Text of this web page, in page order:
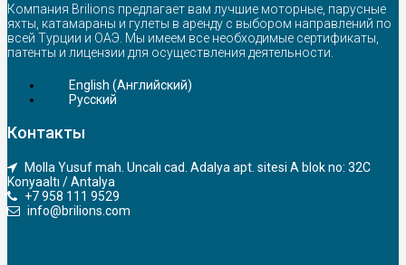
Компания Brilions предлагает вам лучшие моторные, парусные
яхты, катамараны и гулеты в аренду с выбором направлений по
всей Турции и ОАЭ. Мы имеем все необходимые сертификаты,
патенты и лицензии для осуществления деятельности.
English (Английский)
Русский
Контакты
Molla Yusuf mah. Uncalı cad. Adalya apt. sitesi A blok no: 32C
Konyaaltı / Antalya
+7 958 111 9529
info@brilions.com